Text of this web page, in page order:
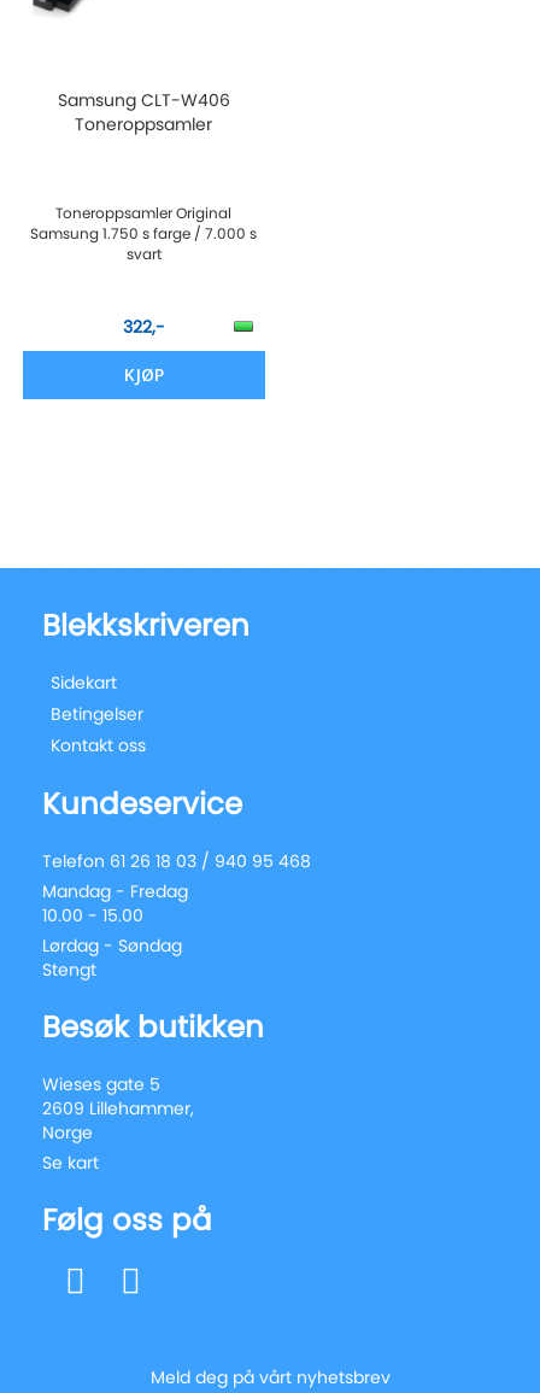
Samsung CLT-W406
Toneroppsamler
Toneroppsamler Original
Samsung 1.750 s farge / 7.000 s
svart
322,-
KJØP
Blekkskriveren
Sidekart
Betingelser
Kontakt oss
Kundeservice
Telefon 61 26 18 03 / 940 95 468
Mandag - Fredag
10.00 - 15.00
Lørdag - Søndag
Stengt
Besøk butikken
Wieses gate 5
2609 Lillehammer,
Norge
Se kart
Følg oss på
Meld deg på vårt nyhetsbrev